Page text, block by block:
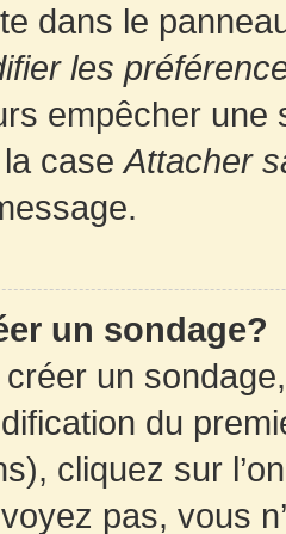
dans le
les
empêcher une
la caseAttacher
un sondage?
un
du
cliquez sur
pas, vous